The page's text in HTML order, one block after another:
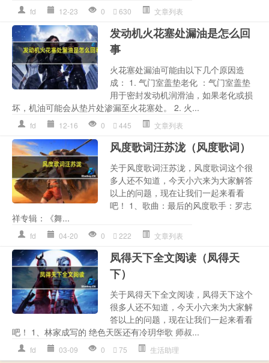
fd 12-23 0 630 文章列表
发动机火花塞处漏油是怎么回
事
火花塞处漏油可能由以下几个原因造
成： 1. 气门室盖垫老化 ：气门室盖垫
用于密封发动机润滑油，如果老化或损
坏，机油可能会从垫片处渗漏至火花塞处。 2. 火...
fd 12-16 0 445 文章列表
风度歌词汪苏泷（风度歌词）
关于风度歌词汪苏泷，风度歌词这个很
多人还不知道，今天小六来为大家解答
以上的问题，现在让我们一起来看看
吧！ 1、歌曲：最后的风度歌手：罗志
祥专辑：《舞...
fd 04-20 0 222 文章列表
凤得天下全文阅读（凤得天
下）
关于凤得天下全文阅读，凤得天下这个
很多人还不知道，今天小六来为大家解
答以上的问题，现在让我们一起来看看
吧！ 1、林家成写的 绝色天医还有冷玥华歌 师叔...
fd 03-09 0 75 生活助理